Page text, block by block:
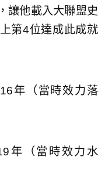
讓他載入大聯盟史
第4位達成此成就
年（當時效力落
年（當時效力水